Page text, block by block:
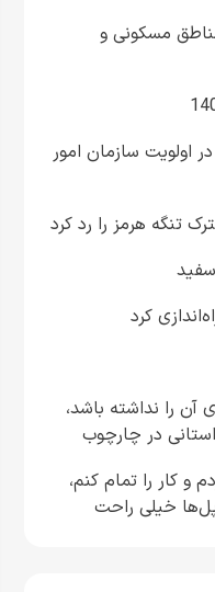
مسکونی و
اولویت سازمان امور
تنگه هرمز را رد کرد
را نداشته باشد،
در چارچوب
و کار را تمام کنم،
خیلی راحت